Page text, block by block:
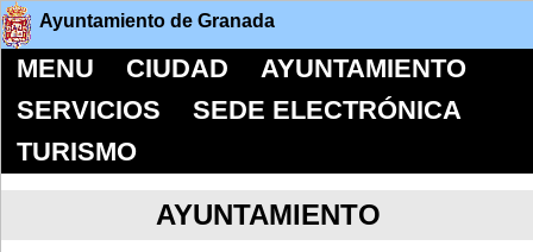
Ayuntamiento de Granada
MENU CIUDAD
AYUNTAMIENTO
SERVICIOS
SEDE ELECTRÓNICA
TURISMO
AYUNTAMIENTO